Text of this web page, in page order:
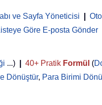
ve Sayfa Yöneticisi
Göre E-posta Gönder
...) 40+ Pratik Formül (
Dönüştür, Para Birimi